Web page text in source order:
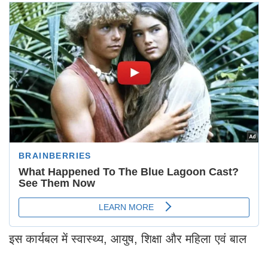
इस कार्यबल में स्वास्थ्य, आयुष, शिक्षा और महिला एवं बाल